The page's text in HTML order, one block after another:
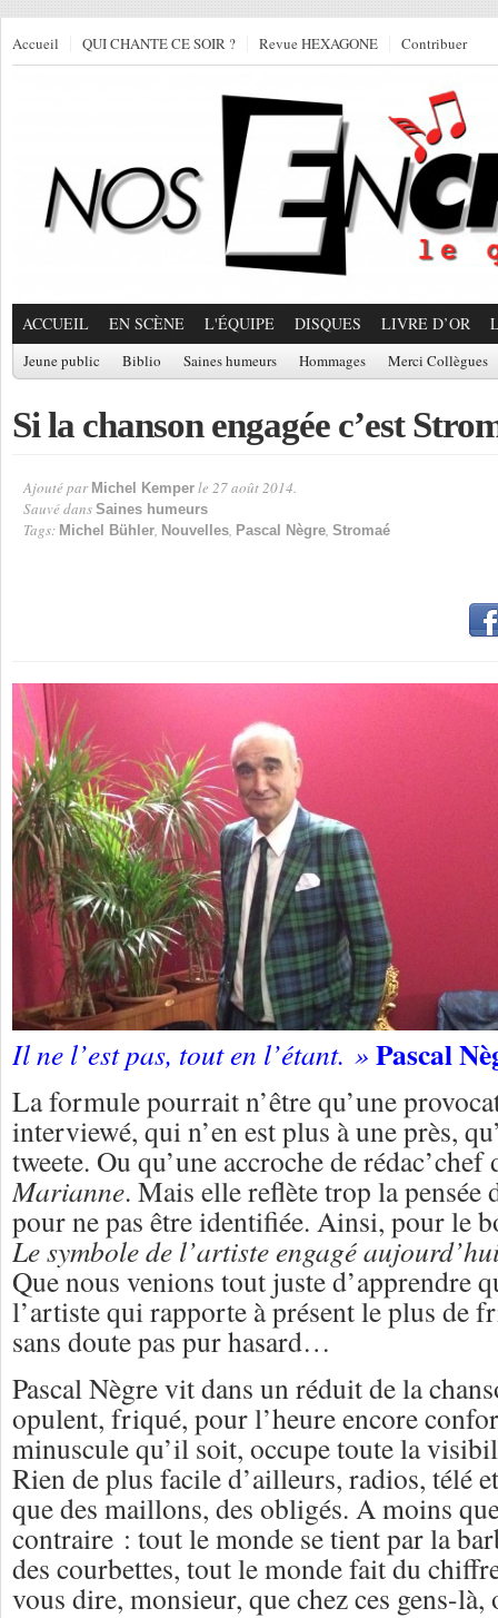
Accueil QUI CHANTE CE SOIR ? Revue HEXAGONE Contribuer
ACCUEIL EN SCÈNE L'ÉQUIPE DISQUES LIVRE D’OR
Jeune public Biblio Saines humeurs Hommages Merci Collègues
Si la chanson engagée c’est
Ajouté par Michel Kemper le 27 août 2014.
Sauvé dans Saines humeurs
Tags: Michel Bühler, Nouvelles, Pascal Nègre, Stromaé
Il ne l’est pas, tout en l’étant. » Pascal
La formule pourrait n’être qu’une
interviewé, qui n’en est plus à une près,
tweete. Ou qu’une accroche de
Marianne. Mais elle reflète trop la pensée
pour ne pas être identifiée. Ainsi, pour le
Le symbole de l’artiste engagé
Que nous venions tout juste d’apprendre
l’artiste qui rapporte à présent le plus de
sans doute pas pur hasard…
Pascal Nègre vit dans un réduit de la
opulent, friqué, pour l’heure encore
minuscule qu’il soit, occupe toute la
Rien de plus facile d’ailleurs, radios, télé
que des maillons, des obligés. A moins
contraire : tout le monde se tient par la
des courbettes, tout le monde fait du
vous dire, monsieur, que chez ces gens-là,